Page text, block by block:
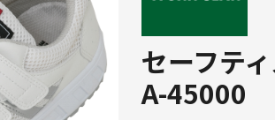
セーフテ
A-45000